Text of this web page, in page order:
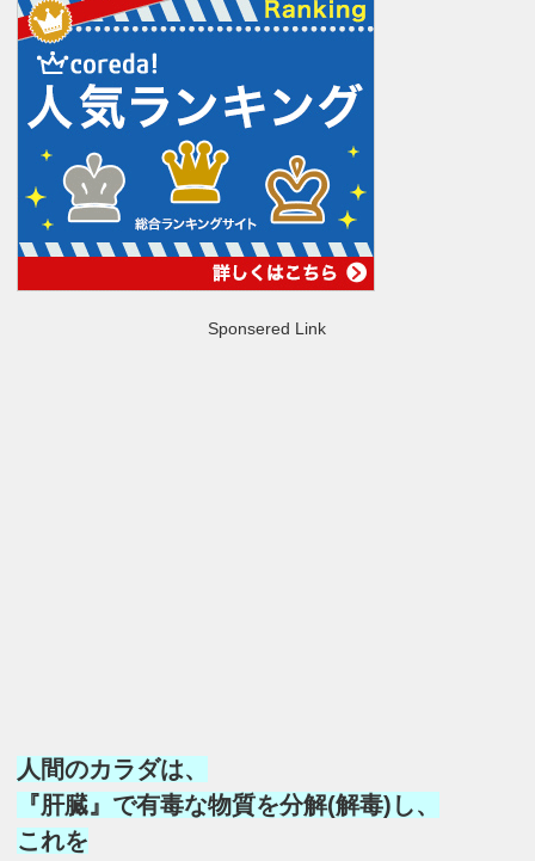
Sponsered Link
人間のカラダは、
『肝臓』で有毒な物質を分解(解毒)し、
これを